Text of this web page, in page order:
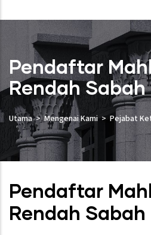
Pendaftar
Rendah
Utama Mengenai Kami Pejabat
Pendaftar
Rendah